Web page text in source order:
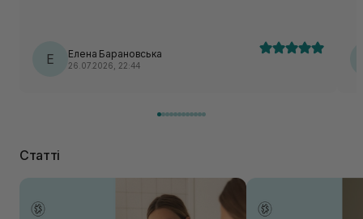
розхід економний попри те, що я для очищення
використовую 2 натиски дозатора. ❤️‍🔥 Досить непоганий чи
я б навіть сказала вдалий продукт і для себе повторювала
Е Елена Барановська
26.07.2026, 22:44
Статті